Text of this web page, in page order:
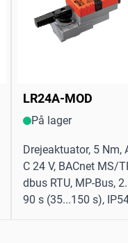
LR24A-MOD
På lager
Drejeaktuator, 5 Nm,
C 24 V, BACnet MS/
dbus RTU, MP-Bus,
90 s (35...150 s),